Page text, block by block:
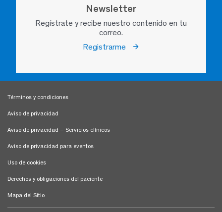
Newsletter
Regístrate y recibe nuestro contenido en tu
correo.
Registrarme
Términos y condiciones
Aviso de privacidad
Aviso de privacidad – Servicios clínicos
Aviso de privacidad para eventos
Uso de cookies
Derechos y obligaciones del paciente
Mapa del Sitio